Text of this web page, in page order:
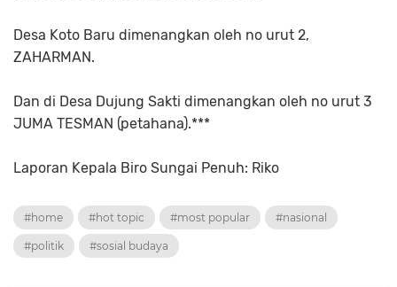
Desa Koto Baru dimenangkan oleh no urut 2,
ZAHARMAN.
Dan di Desa Dujung Sakti dimenangkan oleh no urut 3
JUMA TESMAN (petahana).***
Laporan Kepala Biro Sungai Penuh: Riko
#home #hot topic #most popular #nasional
#politik #sosial budaya